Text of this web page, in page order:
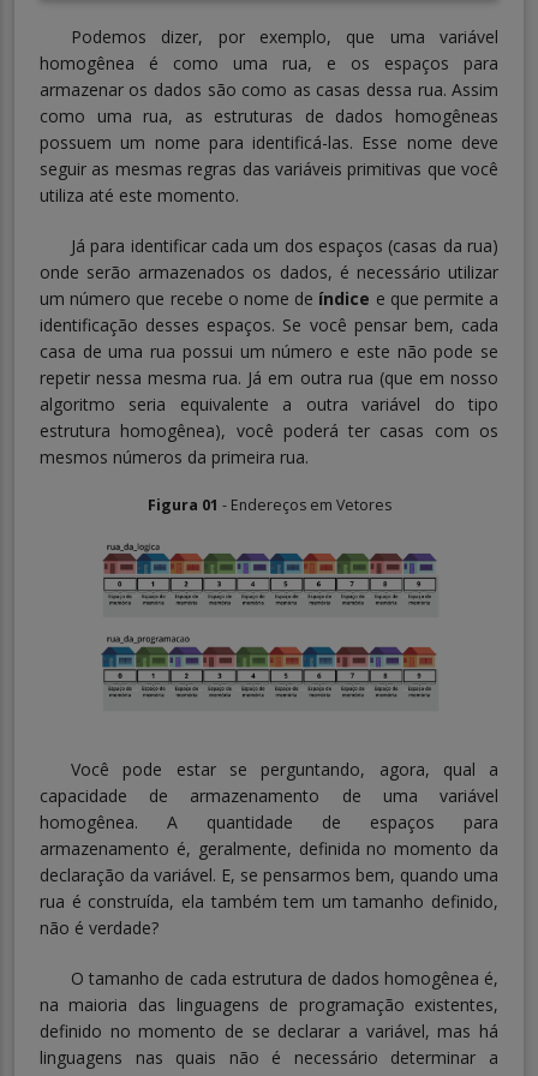
Podemos dizer, por exemplo, que uma variável
homogênea é como uma rua, e os espaços para
armazenar os dados são como as casas dessa rua. Assim
como uma rua, as estruturas de dados homogêneas
possuem um nome para identificá-las. Esse nome deve
seguir as mesmas regras das variáveis primitivas que você
utiliza até este momento.
Já para identificar cada um dos espaços (casas da rua)
onde serão armazenados os dados, é necessário utilizar
um número que recebe o nome de índice e que permite a
identificação desses espaços. Se você pensar bem, cada
casa de uma rua possui um número e este não pode se
repetir nessa mesma rua. Já em outra rua (que em nosso
algoritmo seria equivalente a outra variável do tipo
estrutura homogênea), você poderá ter casas com os
mesmos números da primeira rua.
Figura 01 - Endereços em Vetores
Você pode estar se perguntando, agora, qual a
capacidade de armazenamento de uma variável
homogênea. A quantidade de espaços para
armazenamento é, geralmente, definida no momento da
declaração da variável. E, se pensarmos bem, quando uma
rua é construída, ela também tem um tamanho definido,
não é verdade?
O tamanho de cada estrutura de dados homogênea é,
na maioria das linguagens de programação existentes,
definido no momento de se declarar a variável, mas há
linguagens nas quais não é necessário determinar a